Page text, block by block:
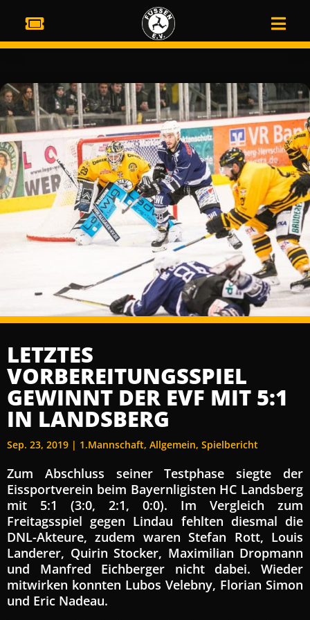
LETZTES
VORBEREITUNGSSPIEL
GEWINNT DER EVF MIT 5:1
IN LANDSBERG
Sep. 23, 2019 | 1.Mannschaft, Allgemein, Spielbericht
Zum Abschluss seiner Testphase siegte der
Eissportverein beim Bayernligisten HC Landsberg
mit 5:1 (3:0, 2:1, 0:0). Im Vergleich zum
Freitagsspiel gegen Lindau fehlten diesmal die
DNL-Akteure, zudem waren Stefan Rott, Louis
Landerer, Quirin Stocker, Maximilian Dropmann
und Manfred Eichberger nicht dabei. Wieder
mitwirken konnten Lubos Velebny, Florian Simon
und Eric Nadeau.